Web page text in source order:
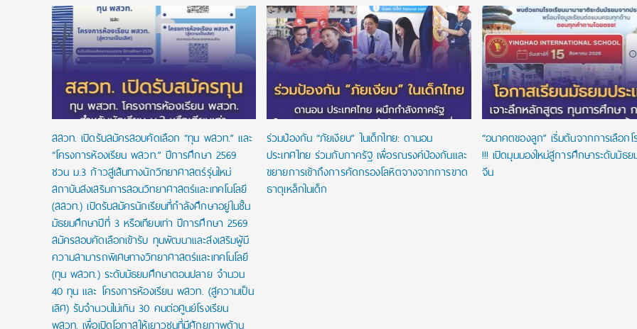
สสวท. เปิดรับสมัครสอบคัดเลือก “ทุน พสวท.” และ
“โครงการห้องเรียน พสวท.” ปีการศึกษา 2569
ชวน ม.3 ก้าวสู่เส้นทางนักวิทยาศาสตร์รุ่นใหม่
สถาบันส่งเสริมการสอนวิทยาศาสตร์และเทคโนโลยี
(สสวท.) เปิดรับสมัครนักเรียนที่กำลังศึกษาอยู่ในชั้น
มัธยมศึกษาปีที่ 3 หรือเทียบเท่า ปีการศึกษา 2569
สมัครสอบคัดเลือกเข้ารับ ทุนพัฒนาและส่งเสริมผู้มี
ความสามารถพิเศษทางวิทยาศาสตร์และเทคโนโลยี
(ทุน พสวท.) ระดับมัธยมศึกษาตอนปลาย จำนวน
40 ทุน และ โครงการห้องเรียน พสวท. (สู่ความเป็น
เลิศ) รับจำนวนไม่เกิน 30 คนต่อศูนย์โรงเรียน
พสวท. เพื่อเปิดโอกาสให้เยาวชนที่มีศักยภาพด้าน
ร่วมป้องกัน “ภัยเงียบ” ในเด็กไทย: ดานอน
ประเทศไทย ร่วมกับภาครัฐ เพื่อรณรงค์ป้องกันและ
ขยายการเข้าถึงการคัดกรองโลหิตจางจากการขาด
ธาตุเหล็กในเด็ก
“อนาคตของลูก” เริ่มต้นจากการเลือกโ
!!! เปิดมุมมองใหม่สู่การศึกษาระดับมัธย
จีน